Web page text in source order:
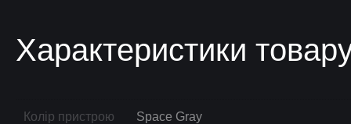
Характеристики
Колір пристрою Space Gray